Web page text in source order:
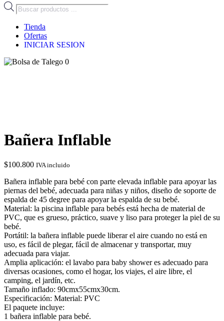
Búsqueda
de
productos
Tienda
Ofertas
INICIAR SESION
0
Bañera Inflable
$100.800 IVA incluido
Bañera inflable para bebé con parte elevada inflable para apoyar las
piernas del bebé, adecuada para niñas y niños, diseño de soporte de
espalda de 45 degree para apoyar la espalda de su bebé.
Material: la piscina inflable para bebés está hecha de material de
PVC, que es grueso, práctico, suave y liso para proteger la piel de su
bebé.
Portátil: la bañera inflable puede liberar el aire cuando no está en
uso, es fácil de plegar, fácil de almacenar y transportar, muy
adecuada para viajar.
Amplia aplicación: el lavabo para baby shower es adecuado para
diversas ocasiones, como el hogar, los viajes, el aire libre, el
camping, el jardín, etc.
Tamaño inflado: 90cmx55cmx30cm.
Especificación: Material: PVC
El paquete incluye:
1 bañera inflable para bebé.